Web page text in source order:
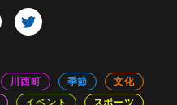
川西町 季節
文化
イベント
スポーツ